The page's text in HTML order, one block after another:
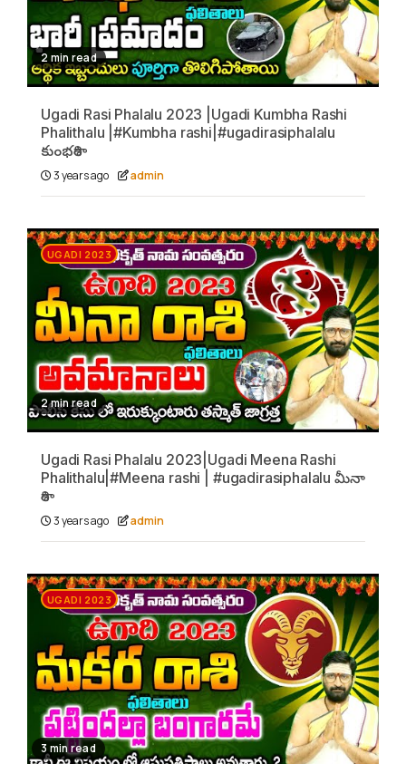
2 min read
Ugadi Rasi Phalalu 2023 |Ugadi Kumbha Rashi
Phalithalu |#Kumbha rashi|#ugadirasiphalalu
కుంభరాశి
3 years ago admin
UGADI 2023
2 min read
Ugadi Rasi Phalalu 2023|Ugadi Meena Rashi
Phalithalu|#Meena rashi | #ugadirasiphalalu మీనా
రాశి
3 years ago admin
UGADI 2023
3 min read